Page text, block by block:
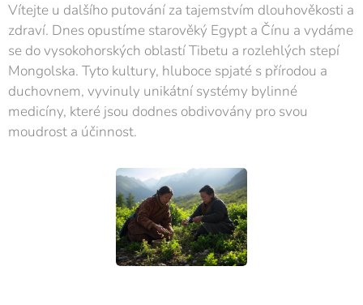
Vítejte u dalšího putování za tajemstvím dlouhověkosti a
zdraví. Dnes opustíme starověký Egypt a Čínu a vydáme
se do vysokohorských oblastí Tibetu a rozlehlých stepí
Mongolska. Tyto kultury, hluboce spjaté s přírodou a
duchovnem, vyvinuly unikátní systémy bylinné
medicíny, které jsou dodnes obdivovány pro svou
moudrost a účinnost.